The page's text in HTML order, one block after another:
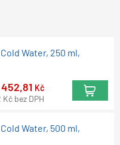
Water, 250 ml,
452,81 Kč
Kč bez DPH
Water, 500 ml,